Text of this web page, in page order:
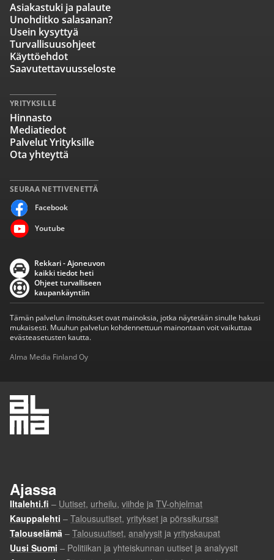
SEURAA NETTIVENETTÄ
Facebook
Youtube
Asiakastuki ja palaute
Unohditko salasanan?
Usein kysyttyä
Turvallisuusohjeet
Käyttöehdot
Saavutettavuusseloste
YRITYKSILLE
Hinnasto
Mediatiedot
Palvelut Yrityksille
Ota yhteyttä
Rekkari - Ajoneuvon
kaikki tiedot heti
Ohjeet turvalliseen
kaupankäyntiin
Tämän palvelun ilmoitukset ovat mainoksia, jotka näytetään sinulle hakusi
mukaisesti. Muuhun palvelun kohdennettuun mainontaan voit vaikuttaa
evästeasetusten kautta.
Alma Media Finland Oy